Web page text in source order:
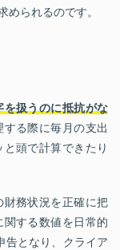
められるのです。
扱うのに抵抗がな
る際に毎月の支出
頭で計算できたり
財務状況を正確に把
する数値を日常的
告となり、クライア